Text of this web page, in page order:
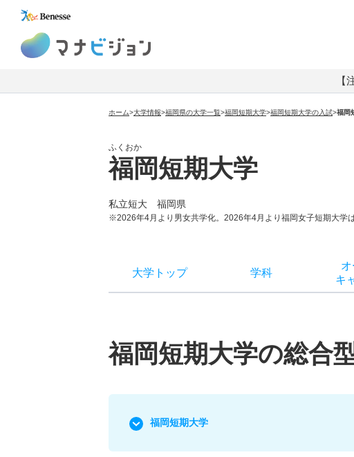
【
ホーム>大学情報>福岡県の大学一覧>福岡短期大学>福岡短期大学の入試>福岡
ふくおか
福岡短期大学
私立短大 福岡県
※2026年4月より男女共学化。2026年4月より福岡女子短期大学
大学トップ 学科
オ
キ
福岡短期大学の総合
福岡短期大学